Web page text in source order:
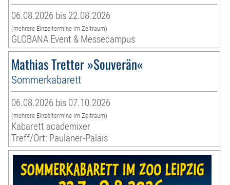
06.08.2026 bis 22.08.2026
(mehrere Einzeltermine im Zeitraum)
GLOBANA Event & Messecampus
Mathias Tretter »Souverän«
Sommerkabarett
06.08.2026 bis 07.10.2026
(mehrere Einzeltermine im Zeitraum)
Kabarett academixer
Treff/Ort: Paulaner-Palais